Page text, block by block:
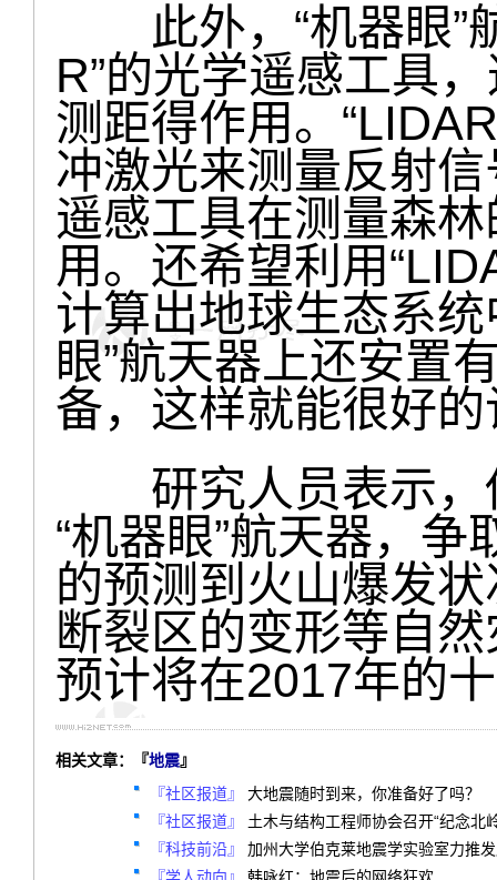
此外，“机器眼”
R”的光学遥感工具
测距得作用。
冲激光来测量反射
遥感工具在测量森
用。还希望利用
计算出地球生态系
眼”航天器上还安置
备，这样就能很好
研究人员表示，
“机器眼”航天器，
的预测到火山爆发
断裂区的变形等自
预计将在2017年的
相关文章：『地震』
『社区报道』
大地震随时到来，你准备好了吗？
『社区报道』
土木与结构工程师协会召开“纪念北
『科技前沿』
加州大学伯克莱地震学实验室力推